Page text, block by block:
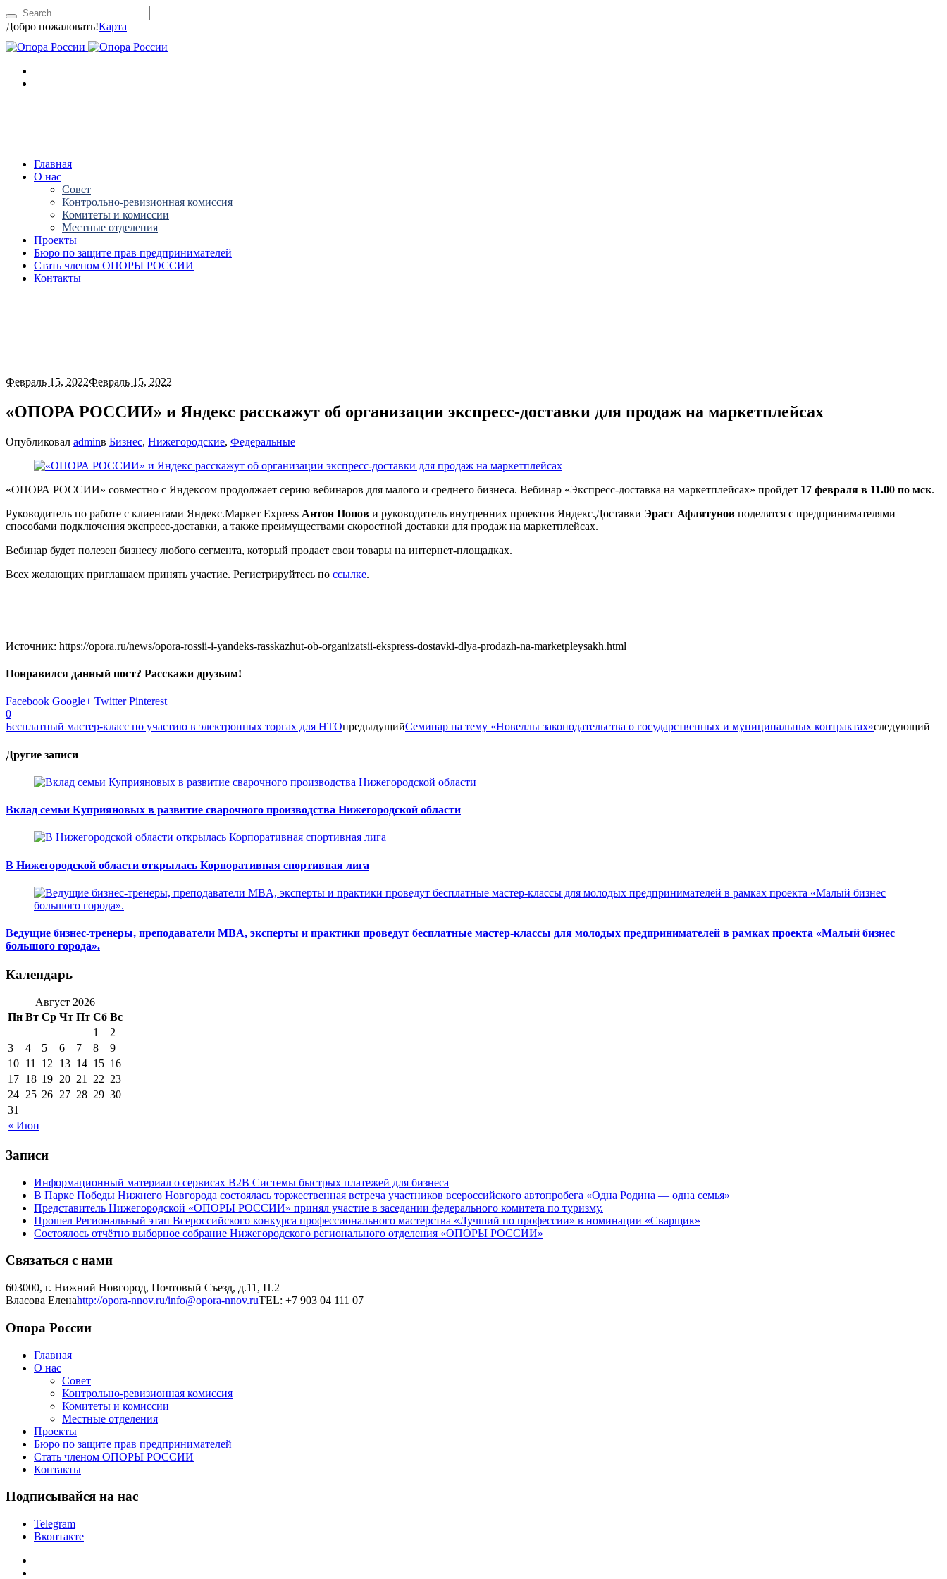
Добро пожаловать!Карта
Главная
О нас
Совет
Контрольно-ревизионная комиссия
Комитеты и комиссии
Местные отделения
Проекты
Бюро по защите прав предпринимателей
Стать членом ОПОРЫ РОССИИ
Контакты
Февраль 15, 2022Февраль 15, 2022
«ОПОРА РОССИИ» и Яндекс расскажут об организации экспресс-доставки для продаж на маркетплейсах
Опубликовал adminв Бизнес, Нижегородские, Федеральные
«ОПОРА РОССИИ» совместно с Яндексом продолжает серию вебинаров для малого и среднего бизнеса. Вебинар «Экспресс-доставка на маркетплейсах» пройдет 17 февраля в 11.00 по мск.
Руководитель по работе с клиентами Яндекс.Маркет Express Антон Попов и руководитель внутренних проектов Яндекс.Доставки Эраст Афлятунов поделятся с предпринимателями
способами подключения экспресс-доставки, а также преимуществами скоростной доставки для продаж на маркетплейсах.
Вебинар будет полезен бизнесу любого сегмента, который продает свои товары на интернет-площадках.
Всех желающих приглашаем принять участие. Регистрируйтесь по ссылке.
Источник: https://opora.ru/news/opora-rossii-i-yandeks-rasskazhut-ob-organizatsii-ekspress-dostavki-dlya-prodazh-na-marketpleysakh.html
Понравился данный пост? Расскажи друзьям!
Facebook Google+ Twitter Pinterest
0
Бесплатный мастер-класс по участию в электронных торгах для НТОпредыдущийСеминар на тему «Новеллы законодательства о государственных и муниципальных контрактах»следующий
Другие записи
Вклад семьи Куприяновых в развитие сварочного производства Нижегородской области
В Нижегородской области открылась Корпоративная спортивная лига
Ведущие бизнес-тренеры, преподаватели MBA, эксперты и практики проведут бесплатные мастер-классы для молодых предпринимателей в рамках проекта «Малый бизнес
большого города».
Календарь
Август 2026
Пн Вт Ср Чт Пт Сб Вс
« Июн
1
2
3
4 5 6 7 8
9
10 11 12 13 14 15 16
17 18 19 20 21 22 23
24 25 26 27 28 29 30
31
Записи
Информационный материал о сервисах В2В Системы быстрых платежей для бизнеса
В Парке Победы Нижнего Новгорода состоялась торжественная встреча участников всероссийского автопробега «Одна Родина — одна семья»
Представитель Нижегородской «ОПОРЫ РОССИИ» принял участие в заседании федерального комитета по туризму.
Прошел Региональный этап Всероссийского конкурса профессионального мастерства «Лучший по профессии» в номинации «Сварщик»
Состоялось отчётно выборное собрание Нижегородского регионального отделения «ОПОРЫ РОССИИ»
Связаться с нами
603000, г. Нижний Новгород, Почтовый Съезд, д.11, П.2
Власова Еленаhttp://opora-nnov.ru/info@opora-nnov.ruTEL: +7 903 04 111 07
Опора России
Главная
О нас
Совет
Контрольно-ревизионная комиссия
Комитеты и комиссии
Местные отделения
Проекты
Бюро по защите прав предпринимателей
Стать членом ОПОРЫ РОССИИ
Контакты
Подписывайся на нас
Telegram
Вконтакте